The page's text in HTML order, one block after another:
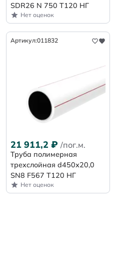
SDR26 N 750 Т120 НГ
Нет оценок
Артикул:011832
21 911,2 ₽ /пог.м.
Труба полимерная
трехслойная d450х20,0
SN8 F567 Т120 НГ
Нет оценок